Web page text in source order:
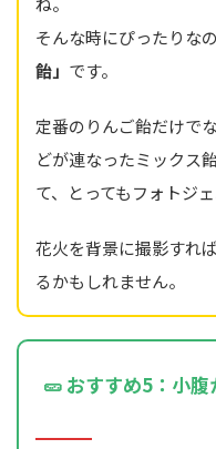
そんな時にぴったりな
飴」 です。
定番のりんご飴だけで
どが連なったミックス
て、とってもフォトジェ
花火を背景に撮影すれ
るかもしれません。
🥒 おすすめ5：小